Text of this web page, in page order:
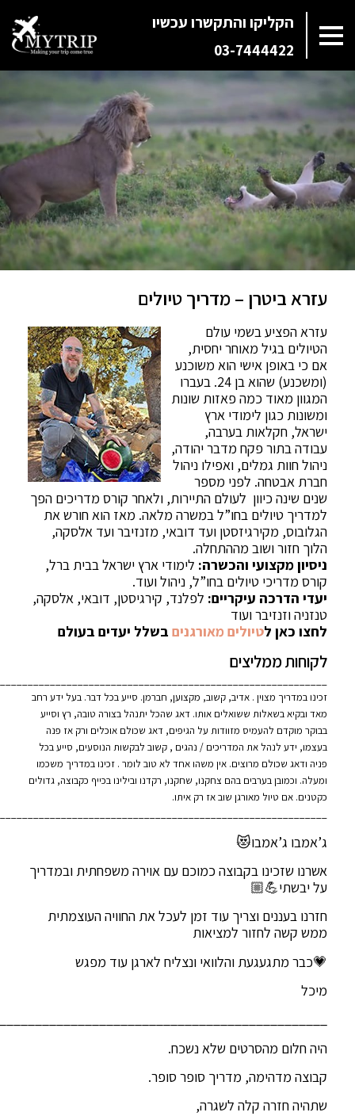
הקליקו והתקשרו עכשיו
03-7444422
עזרא ביטרן – מדריך טיולים
עזרא הפציע בשמי עולם
הטיולים בגיל מאוחר יחסית,
אם כי באופן אישי הוא משוכנע
(ומשכנע) שהוא בן 24. בעברו
המגוון מאוד כמה פאזות שונות
ומשונות כגון לימודי ארץ
ישראל, חקלאות בערבה,
עבודה בתור פקח מדבר יהודה,
ניהול חוות גמלים, ואפילו ניהול
חברת אבטחה. לפני מספר
שנים שינה כיוון לעולם התיירות, ולאחר קורס מדריכים הפך
למדריך טיולים בחו”ל במשרה מלאה. מאז הוא חורש את
הגלובוס, מקירגיזסטן ועד דובאי, מזנזיבר ועד אלסקה,
הלוך חזור ושוב מההתחלה.
ניסיון מקצועי והכשרה: לימודי ארץ ישראל בבית ברל,
קורס מדריכי טיולים בחו”ל, ניהול ועוד.
יעדי הדרכה עיקריים: לפלנד, קירגיסטן, דובאי, אלסקה,
טנזניה וזנזיבר ועוד
לחצו כאן לטיולים מאורגנים בשלל יעדים בעולם
לקוחות ממליצים
זכינו במדריך מצוין . אדיב, קשוב, מקצוען, חברמן. סייע בכל דבר. בעל ידע רחב
מאד ובקיא בשאלות ששואלים אותו. דאג שהכל יתנהל בצורה טובה, רץ וסייע
בבוקר מוקדם להעמיס מזוודות על הגיפים, דאג שכולם אוכלים ורק אז פנה
בעצמו, ידע לנהל את המדריכים / נהגים , קשוב לבקשות הנוסעים, סייע בכל
פניה ודאג שכולם מרוצים. אין משהו אחד לא טוב לומר . זכינו במדריך משכמו
ומעלה. וכמובן בערבים בהם צחקנו, שחקנו, רקדנו ובילינו בכייף כקבוצה, גדולים
כקטנים. אם טיול מאורגן שוב אז רק איתו.
ג’אמבו ג’אמבו😻
אשרנו שזכינו בקבוצה כמוכם עם אוירה משפחתית ובמדריך
על יבשתי💪🏼
חזרנו בעננים וצריך עוד זמן לעכל את החוויה העוצמתית
ממש קשה לחזור למציאות
💗כבר מתגעגעת והלוואי ונצליח לארגן עוד מפגש
מיכל
היה חלום מהסרטים שלא נשכח.
קבוצה מדהימה, מדריך סופר סופר.
שתהיה חזרה קלה לשגרה,